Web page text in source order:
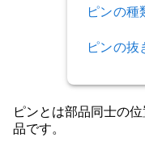
ピンの種
ピンの抜
ピンとは部品同士の
品です。